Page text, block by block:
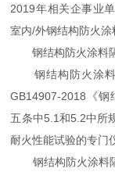
2019年相关企事业
室内/外钢结构防火涂
钢结构防火涂料隔
钢结构防火涂料
GB14907-2018《钢
五条中5.1和5.2中所
耐火性能试验的专门
钢结构防火涂料隔